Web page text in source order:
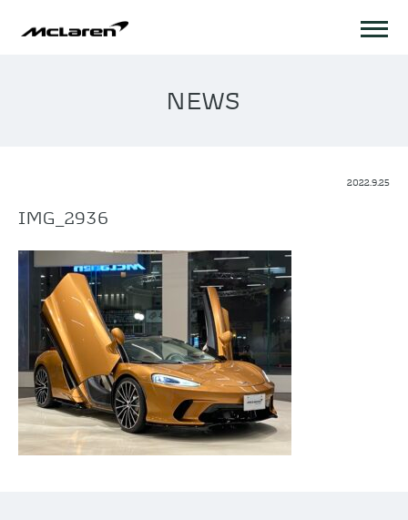
NEWS
2022.9.25
IMG_2936